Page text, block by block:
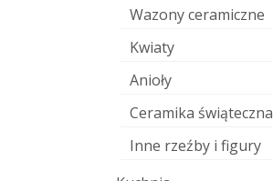
Wazony ceramiczne
Kwiaty
Anioły
Ceramika świąteczna
Inne rzeźby i figury